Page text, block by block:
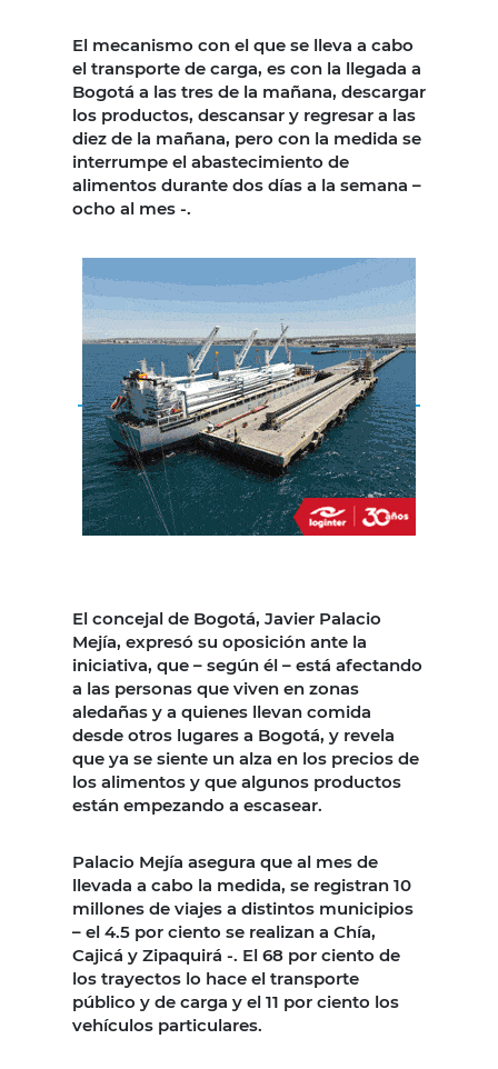
El mecanismo con el que se lleva a cabo
el transporte de carga, es con la llegada a
Bogotá a las tres de la mañana, descargar
los productos, descansar y regresar a las
diez de la mañana, pero con la medida se
interrumpe el abastecimiento de
alimentos durante dos días a la semana –
ocho al mes -.
El concejal de Bogotá, Javier Palacio
Mejía, expresó su oposición ante la
iniciativa, que – según él – está afectando
a las personas que viven en zonas
aledañas y a quienes llevan comida
desde otros lugares a Bogotá, y revela
que ya se siente un alza en los precios de
los alimentos y que algunos productos
están empezando a escasear.
Palacio Mejía asegura que al mes de
llevada a cabo la medida, se registran 10
millones de viajes a distintos municipios
– el 4.5 por ciento se realizan a Chía,
Cajicá y Zipaquirá -. El 68 por ciento de
los trayectos lo hace el transporte
público y de carga y el 11 por ciento los
vehículos particulares.